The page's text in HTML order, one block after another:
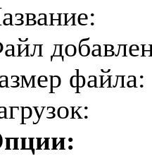
файла: